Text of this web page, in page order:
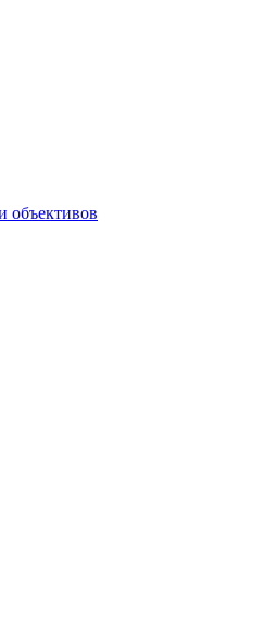
объективов